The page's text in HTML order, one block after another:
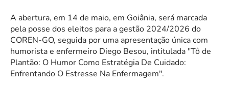
A abertura, em 14 de maio, em Goiânia, será marcada
pela posse dos eleitos para a gestão 2024/2026 do
COREN-GO, seguida por uma apresentação única com
humorista e enfermeiro Diego Besou, intitulada "Tô de
Plantão: O Humor Como Estratégia De Cuidado:
Enfrentando O Estresse Na Enfermagem".